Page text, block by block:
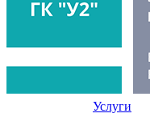
Услуги